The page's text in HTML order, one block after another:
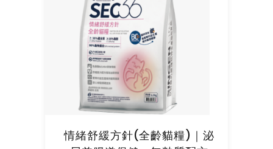
情緒舒緩方針(全齡貓糧)｜泌